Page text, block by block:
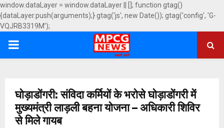
window.dataLayer = window.dataLayer || []; function gtag()
{dataLayer.push(arguments);} gtag('js', new Date()); gtag('config', 'G-
VQJRB3319M');
PRIMARY
घोड़ाडोंगरी: संविदा कर्मियों के भरोसे घोड़ाडोंगरी में
मुख्यमंत्री लाड़ली बहना योजना – अधिकारी शिविर
से मिले गायब